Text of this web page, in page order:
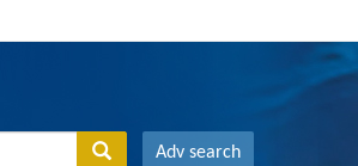
Adv search